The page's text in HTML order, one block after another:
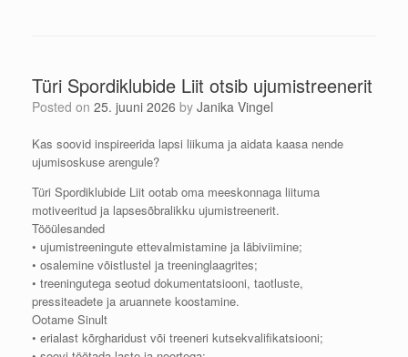
Türi Spordiklubide Liit otsib ujumistreenerit
Posted on 25. juuni 2026 by Janika Vingel
Kas soovid inspireerida lapsi liikuma ja aidata kaasa nende
ujumisoskuse arengule?
Türi Spordiklubide Liit ootab oma meeskonnaga liituma
motiveeritud ja lapsesõbralikku ujumistreenerit.
Tööülesanded
• ujumistreeningute ettevalmistamine ja läbiviimine;
• osalemine võistlustel ja treeninglaagrites;
• treeningutega seotud dokumentatsiooni, taotluste,
pressiteadete ja aruannete koostamine.
Ootame Sinult
• erialast kõrgharidust või treeneri kutsekvalifikatsiooni;